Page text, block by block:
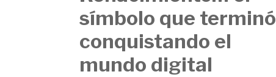
símbolo que terminó
conquistando el
mundo digital